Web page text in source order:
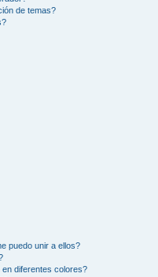
de temas?
puedo unir a ellos?
diferentes colores?